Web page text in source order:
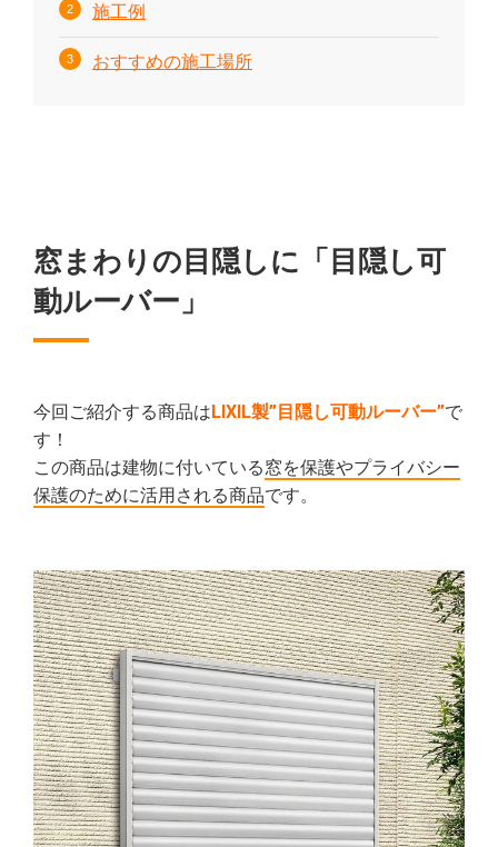
施工例
おすすめの施工場所
窓まわりの目隠しに「目隠し可
動ルーバー」
今回ご紹介する商品はLIXIL製”目隠し可動ルーバー”で
す！
この商品は建物に付いている窓を保護やプライバシー
保護のために活用される商品です。